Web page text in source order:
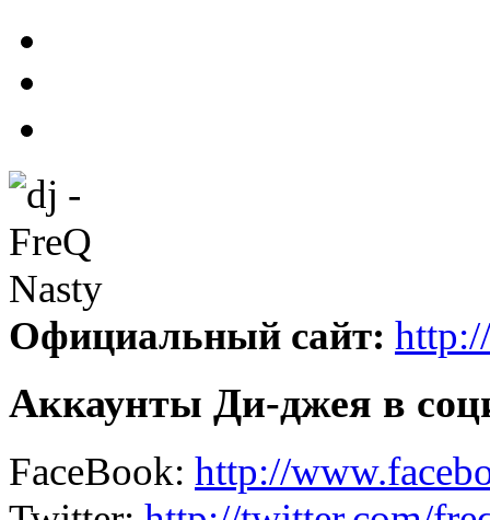
Официальный сайт:
Аккаунты Ди-джея в
FaceBook: http://